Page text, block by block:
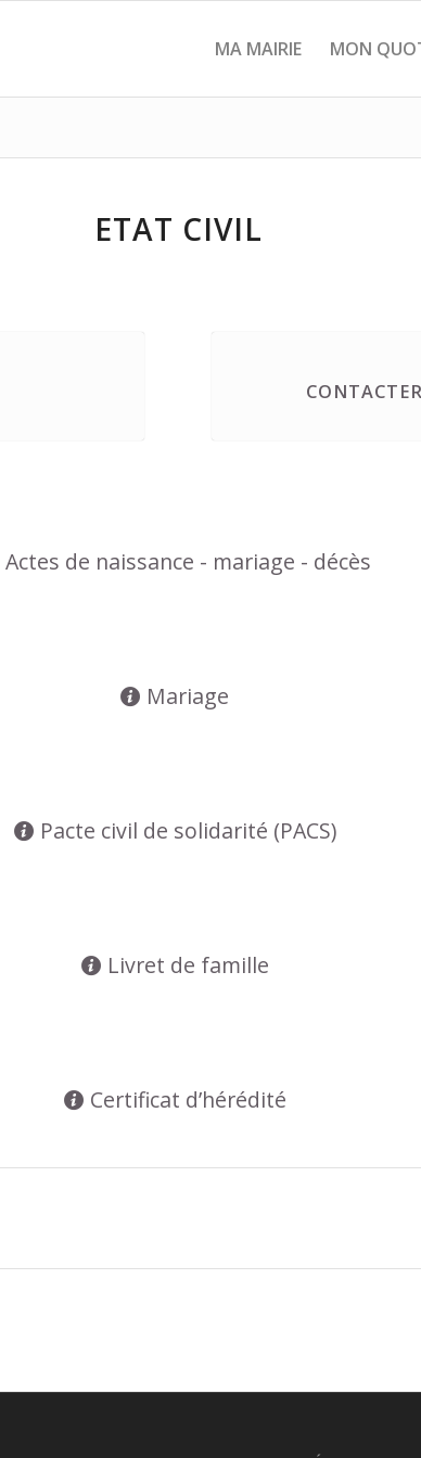
MA MAIRIE MON
ETAT CIVIL
Actes de naissance - mariage - décès
Mariage
Pacte civil de solidarité (PACS)
Livret de famille
Certificat d’hérédité